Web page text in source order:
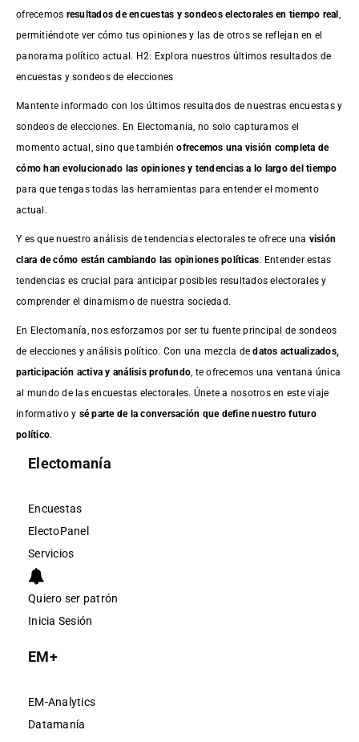
ofrecemos resultados deencuestas y sondeos electorales en tiempo real
permitiéndote ver cómo tus opiniones y las de otros se reflejan en el
panorama político actual. H2: Explora nuestros últimos resultados de
encuestas y sondeos de elecciones
Mantente informado con los últimos resultados de nuestras encuestasy
sondeos de elecciones. En Electomania, no solo capturamos el
momento actual, sino que tambiénofrecemos una visión completa de
cómo han evolucionado las opiniones y tendencias a lo largo del tiempo
para que tengas todas las herramientas para entender el momento
actual.
Y es que nuestro análisis de tendencias electorales te ofrece una visión
clara de cómo están cambiando las opiniones políticas. Entender estas
tendencias es crucial para anticipar posibles resultados electorales y
comprender el dinamismo de nuestra sociedad.
En Electomanía, nos esforzamos por ser tu fuente principal de sondeos
de elecciones y análisis político. Con una mezcla dedatos actualizados,
participación activa y análisis profundo , te ofrecemos una ventana única
al mundo de las encuestas electorales. Únete a nosotros en este viaje
informativo y sé parte de la conversación que define nuestro futuro
político.
Electomanía
Encuestas
ElectoPanel
Servicios
Quiero ser patrón
Inicia Sesión
EM+
EM-Analytics
Datamanía